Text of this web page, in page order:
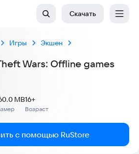
Скачать
Игры Экшен
Wars: Offline games
MB
Возраст
16+
с помощью RuStore